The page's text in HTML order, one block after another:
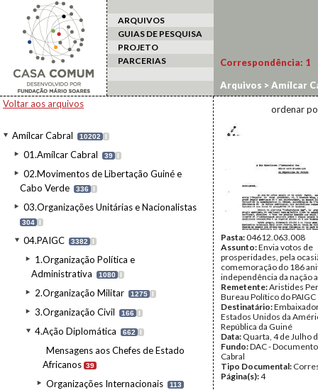
ARQUIVOS
GUIAS DE PESQUISA
PROJETO
PARCERIAS
Voltar aos arquivos
Amílcar Cabral 10202 I
01.Amílcar Cabral 39 I
02.Movimentos de Libertação Guiné e
Cabo Verde
336 I
03.Organizações Unitárias e Nacionalistas
304 I
04.PAIGC 3382 I
1.Organização Política e
Administrativa
1080 I
2.Organização Militar 1275 I
3.Organização Civil 166 I
4.Ação Diplomática 662 I
Mensagens aos Chefes de Estado
Africanos 39
Organizações Internacionais 113
Correspondência: 1
Arquivos >Amílcar
ordenar
Pasta:04612.063.008
Assunto:Envia votos de
prosperidades, pela
comemoração do 186
independência da nação
Remetente:Aristides
Bureau Político do PAIGC
Destinatário:
Estados Unidos da
República da Guiné
Data: Quarta, 4 de Julho
Fundo:DAC -
Cabral
Tipo Documental:
Página(s):4